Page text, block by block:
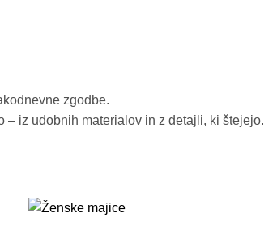
zgodbe.
– iz udobnih materialov in z detajli, ki štejejo.